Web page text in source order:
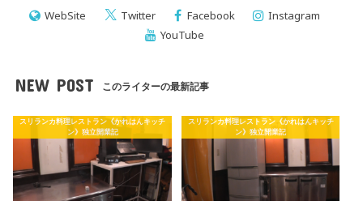
WebSite Twitter Facebook
Instagram
YouTube
NEW POST このライターの最新記事
スリランカ料理レストラン《かれはんキッチ
ン》独立開業記
スリランカ料理レストラン《かれはんキッチ
ン》独立開業記